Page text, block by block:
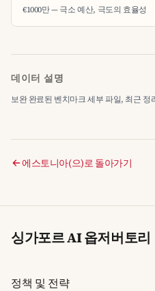
€1000만 — 극소 예산, 극도의 효율성
데이터 설명
보완 완료된 벤치마크 세부 파일, 최근 정
에스토니아(으)로 돌아가기
싱가포르 AI 옵저버토리
정책 및 전략